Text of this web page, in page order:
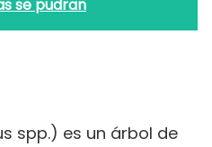
se pudran
spp.) es un árbol de